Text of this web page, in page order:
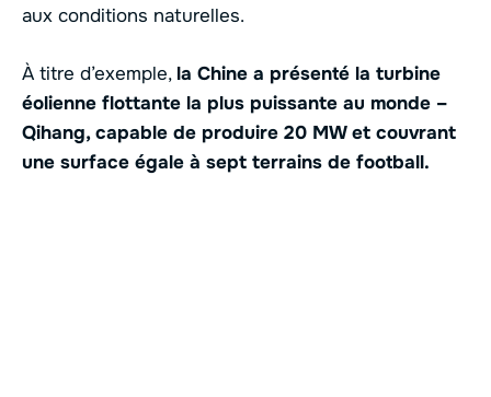
aux conditions naturelles.
À titre d’exemple, la Chine a présenté la turbine
éolienne flottante la plus puissante au monde –
Qihang, capable de produire 20 MW et couvrant
une surface égale à sept terrains de football.